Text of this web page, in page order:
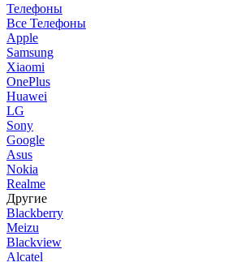
Телефоны
Все Телефоны
Apple
Samsung
Xiaomi
OnePlus
Huawei
LG
Sony
Google
Asus
Nokia
Realme
Другие
Blackberry
Meizu
Blackview
Alcatel